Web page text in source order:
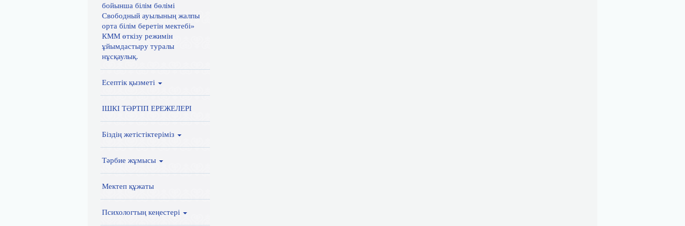
бойынша білім бөлімі
Свободный ауылының жалпы
орта білім беретін мектебі»
КММ өткізу режимін
ұйымдастыру туралы
нұсқаулық.
Есептік қызметі
ІШКІ ТӘРТІП ЕРЕЖЕЛЕРІ
Біздің жетістіктеріміз
Тәрбие жұмысы
Мектеп құжаты
Психологтың кеңестері